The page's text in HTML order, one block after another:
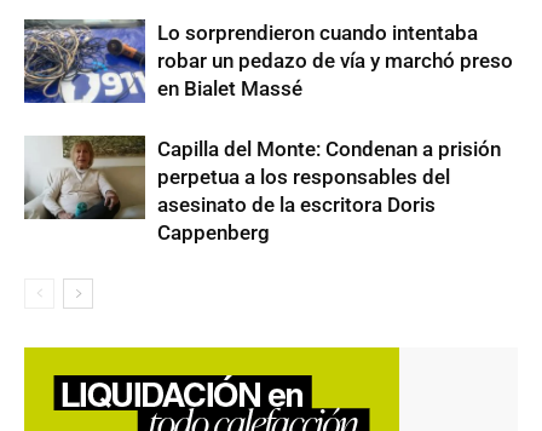
Lo sorprendieron cuando intentaba
robar un pedazo de vía y marchó preso
en Bialet Massé
Capilla del Monte: Condenan a prisión
perpetua a los responsables del
asesinato de la escritora Doris
Cappenberg